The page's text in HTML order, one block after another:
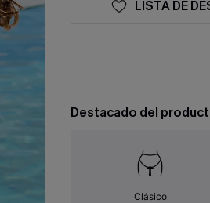
LISTA DE
Destacado del
Clásico